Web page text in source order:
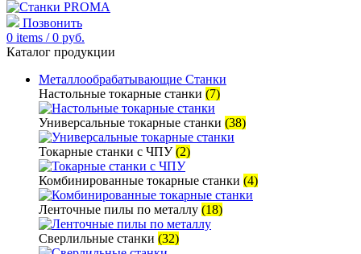
Позвонить
0 items / 0 руб.
Каталог продукции
Металлообрабатывающие Станки
Настольные токарные станки (7)
Универсальные токарные станки (38)
Токарные станки с ЧПУ(2)
Комбинированные токарные станки (4)
Ленточные пилы по металлу (18)
Сверлильные станки (32)